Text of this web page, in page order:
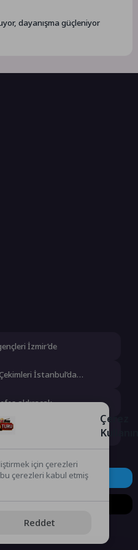
dayanışma güçleniyor
İzmir’de
İstanbul’da
aldıracak
teknoloji yatırımı
Twitter
TikTok
Çerez
için çerezleri
çerezleri kabul etmiş
Reddet